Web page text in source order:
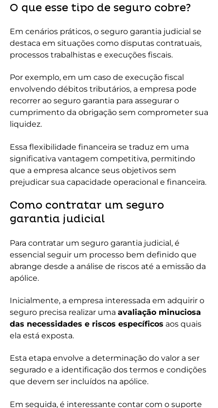
O que esse tipo de seguro cobre?
Em cenários práticos, o seguro garantia judicial se
destaca em situações como disputas contratuais,
processos trabalhistas e execuções fiscais.
Por exemplo, em um caso de execução fiscal
envolvendo débitos tributários, a empresa pode
recorrer ao seguro garantia para assegurar o
cumprimento da obrigação sem comprometer sua
liquidez.
Essa flexibilidade financeira se traduz em uma
significativa vantagem competitiva, permitindo
que a empresa alcance seus objetivos sem
prejudicar sua capacidade operacional e financeira.
Como contratar um seguro
garantia judicial
Para contratar um seguro garantia judicial, é
essencial seguir um processo bem definido que
abrange desde a análise de riscos até a emissão da
apólice.
Inicialmente, a empresa interessada em adquirir o
seguro precisa realizar uma avaliação minuciosa
das necessidades e riscos específicos aos quais
ela está exposta.
Esta etapa envolve a determinação do valor a ser
segurado e a identificação dos termos e condições
que devem ser incluídos na apólice.
Em seguida, é interessante contar com o suporte